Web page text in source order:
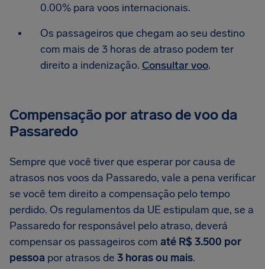
0.00% para voos internacionais.
Os passageiros que chegam ao seu destino
com mais de 3 horas de atraso podem ter
direito a indenização. Consultar voo.
Compensação por atraso de voo da
Passaredo
Sempre que você tiver que esperar por causa de
atrasos nos voos da Passaredo, vale a pena verificar
se você tem direito a compensação pelo tempo
perdido. Os regulamentos da UE estipulam que, se a
Passaredo for responsável pelo atraso, deverá
compensar os passageiros com até R$ 3.500 por
pessoa por atrasos de 3 horas ou mais.